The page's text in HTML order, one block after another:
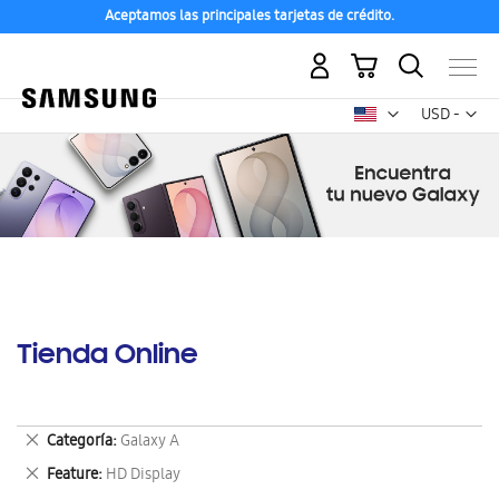
Aceptamos las principales tarjetas de crédito.
USD -
dólar
Mi carrito
Tienda Online
Categoría Galaxy A
Eliminar
este
artículo
Feature HD Display
Eliminar